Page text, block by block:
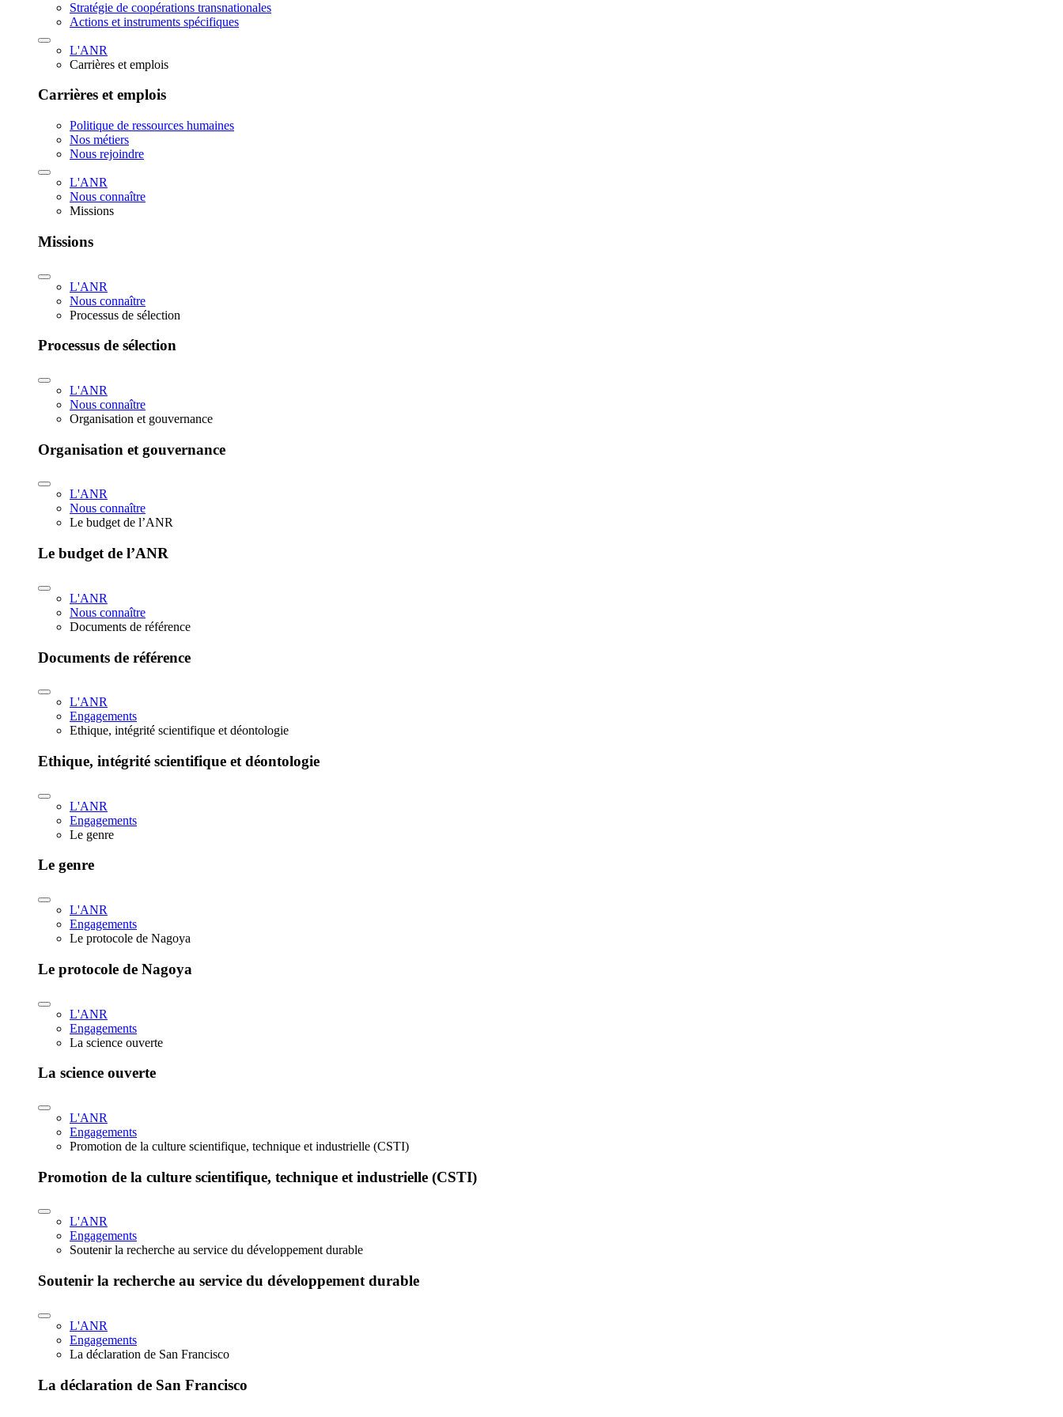
Stratégie de coopérations transnationales
Actions et instruments spécifiques
L'ANR
Carrières et emplois
Carrières et emplois
Politique de ressources humaines
Nos métiers
Nous rejoindre
L'ANR
Nous connaître
Missions
Missions
L'ANR
Nous connaître
Processus de sélection
Processus de sélection
L'ANR
Nous connaître
Organisation et gouvernance
Organisation et gouvernance
L'ANR
Nous connaître
Le budget de l’ANR
Le budget de l’ANR
L'ANR
Nous connaître
Documents de référence
Documents de référence
L'ANR
Engagements
Ethique, intégrité scientifique et déontologie
Ethique, intégrité scientifique et déontologie
L'ANR
Engagements
Le genre
Le genre
L'ANR
Engagements
Le protocole de Nagoya
Le protocole de Nagoya
L'ANR
Engagements
La science ouverte
La science ouverte
L'ANR
Engagements
Promotion de la culture scientifique, technique et industrielle (CSTI)
Promotion de la culture scientifique, technique et industrielle (CSTI)
L'ANR
Engagements
Soutenir la recherche au service du développement durable
Soutenir la recherche au service du développement durable
L'ANR
Engagements
La déclaration de San Francisco
La déclaration de San Francisco